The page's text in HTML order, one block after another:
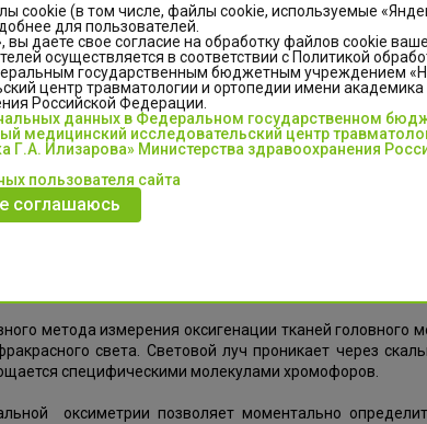
и реанимации Центра Илизарова поступила
применим для взрослых и детей во всех
нарушения системного кровотока, перфузии и
метода измерения оксигенации тканей головного
света. Световой луч проникает через
специфическими молекулами хромофоров.
оксиметрии позволяет моментально
cookie (в том числе, файлы cookie, используемые
для пользователей.
даете свое согласие на обработку файлов cookie
осуществляется в соответствии с Политикой
государственным бюджетным учреждением
центр травматологии и ортопедии имени академика
Российской Федерации.
данных в Федеральном государственном
медицинский исследовательский центр
Г.А. Илизарова» Министерства здравоохранения
пользователя сайта
соглашаюсь